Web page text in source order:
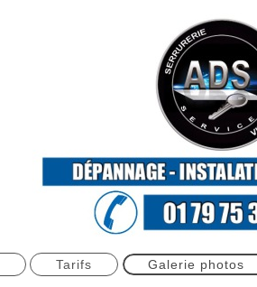
Tarifs Galerie photos